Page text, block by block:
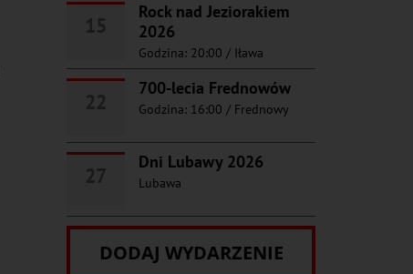
Rock nad Jeziorakiem
2026
Godzina: 20:00 / Iława
700-lecia Frednowów
Godzina: 16:00 / Frednowy
Dni Lubawy 2026
Lubawa
DODAJ WYDARZENIE